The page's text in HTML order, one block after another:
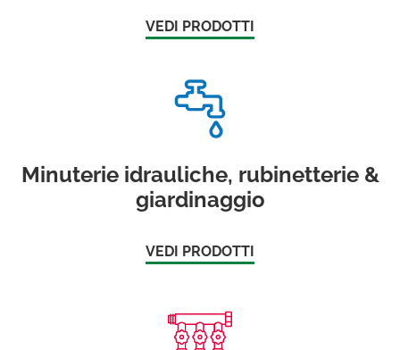
VEDI PRODOTTI
Minuterie idrauliche, rubinetterie &
giardinaggio
VEDI PRODOTTI